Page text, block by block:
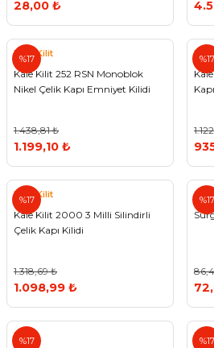
Ayak
Ara
Streç
El
28,00 ₺
%17
Kale Kilit
Kale Kilit 252 RSN Monoblok
Nikel Çelik Kapı Emniyet Kilidi
1.438,81 ₺
1.199,10 ₺
%17
%17
Kale Kilit
Kale Kilit 2000 3 Milli Silindirli
Çelik Kapı Kilidi
1.318,69 ₺
1.098,99 ₺
%17
%17
Kale %17